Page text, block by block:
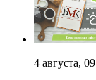
4 августа,